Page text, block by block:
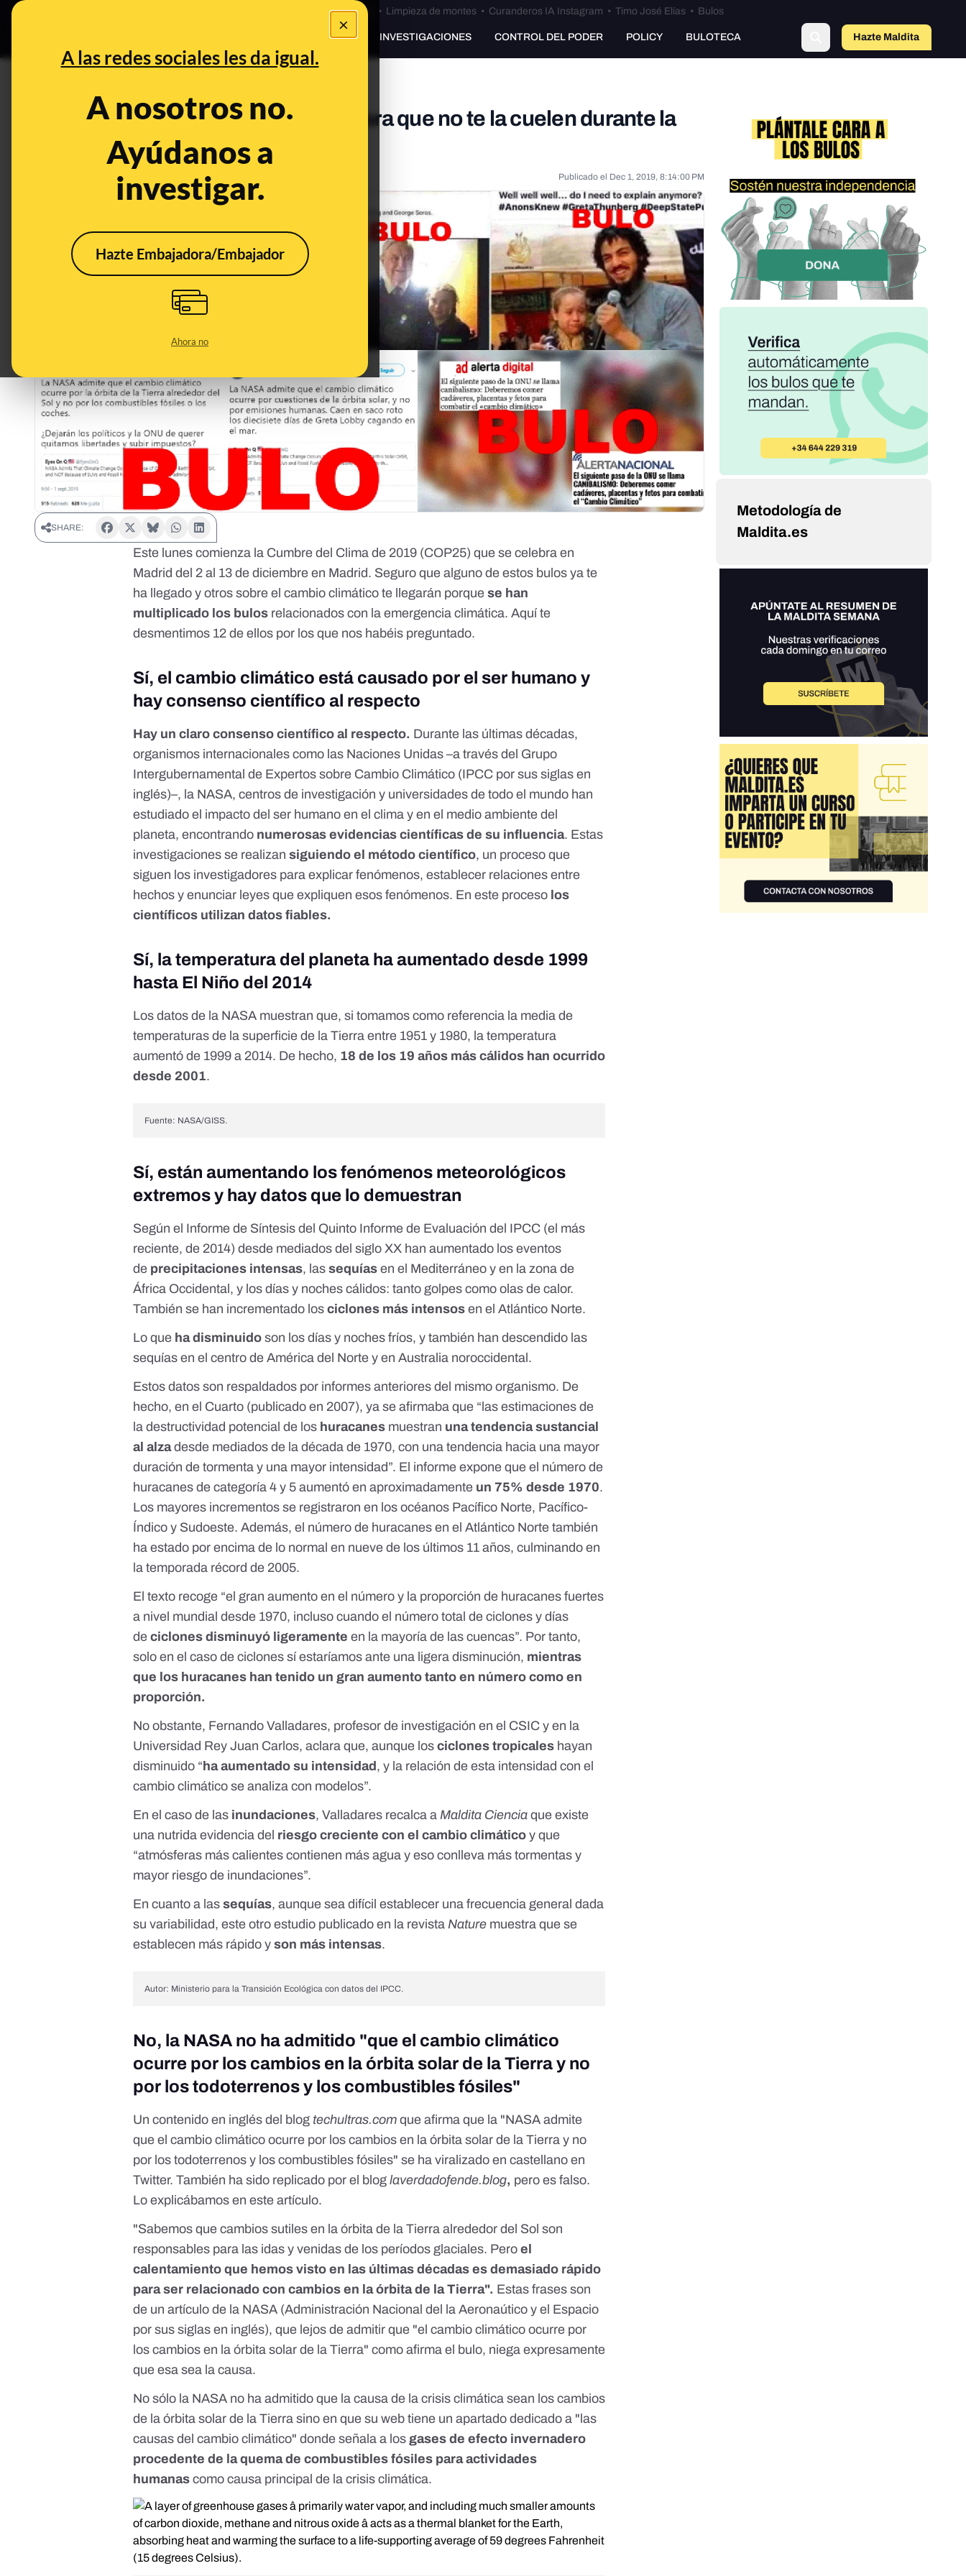
×
A las redes sociales les da igual.
A nosotros no.
Ayúdanos a
investigar.
Hazte Embajadora/Embajador
Ahora no
Bulos Ceuta • Limpieza de montes• Curanderos IA Instagram • Timo José Elías• Bulos
PREBUNKING INVESTIGACIONES CONTROL DEL PODER POLICY BULOTECA Hazte Maldito
12 bulos sobre la crisis climática para que no te la cuelen durante la
Cumbre del Clima
Publicado el Dec 1, 2019, 8:14:00 PM
SHARE:
Este lunes comienza la Cumbre del Clima de 2019 (COP25) que se celebra en
Madrid del 2 al 13 de diciembre en Madrid. Seguro que alguno de estos bulos ya te
ha llegado y otros sobre el cambio climático te llegarán porquese han
multiplicado los bulos relacionados con la emergencia climática. Aquí te
desmentimos 12 de ellos por los que nos habéis preguntado.
Sí, el cambio climático está causado por el ser humano y
hay consenso científico al respecto
Hay un claro consenso científico al respecto. Durante las últimas décadas,
organismos internacionales como las Naciones Unidas –a través del Grupo
Intergubernamental de Expertos sobre Cambio Climático (IPCC por sus siglas en
inglés)–, la NASA, centros de investigación y universidades de todo el mundo han
estudiado el impacto del ser humano en el clima y en el medio ambiente del
planeta,encontrando numerosas evidencias científicas de su influencia. Estas
investigaciones se realizansiguiendo el método científico, un proceso que
siguen los investigadores para explicar fenómenos, establecer relaciones entre
hechos y enunciar leyes que expliquen esos fenómenos. En este proceso los
científicos utilizan datos fiables.
Sí, la temperatura del planeta ha aumentado desde 1999
hasta El Niño del 2014
Los datos de la NASA muestran que, si tomamos como referencia la media de
temperaturas de la superficie de la Tierra entre 1951 y 1980, la temperatura
aumentó de 1999 a 2014. De hecho, 18 de los 19 años más cálidos han ocurrido
desde 2001.
Fuente: NASA/GISS.
Sí, están aumentando los fenómenos meteorológicos
extremos y hay datos que lo demuestran
Según el Informe de Síntesis del Quinto Informe de Evaluación del IPCC (el más
reciente, de 2014) desde mediados del siglo XX han aumentado los eventos
de precipitaciones intensas, lassequíasen el Mediterráneo y en la zona de
África Occidental, y los días y noches cálidos: tanto golpes como olas de calor.
También se han incrementado losciclones más intensos en el Atlántico Norte.
Lo que ha disminuido son los días y noches fríos, y también han descendido las
sequías en el centro de América del Norte y en Australia noroccidental.
Estos datos son respaldados por informes anteriores del mismo organismo. De
hecho,en el Cuarto (publicado en 2007), ya se afirmaba que “las estimaciones de
la destructividad potencial de los huracanes muestran una tendencia sustancial
al alzadesde mediados de la década de 1970, con una tendencia hacia una mayor
duración de tormenta y una mayor intensidad”. El informe expone que el número de
huracanes de categoría 4 y 5 aumentó en aproximadamente un 75% desde 1970.
Los mayores incrementos se registraron en los océanos Pacífico Norte, Pacífico-
Índico y Sudoeste. Además, el número de huracanes en el Atlántico Norte también
ha estado por encima de lo normal en nueve de los últimos 11 años, culminando en
la temporada récord de 2005.
El texto recoge “el gran aumento en el número y la proporción de huracanes fuertes
a nivel mundial desde 1970, incluso cuando el número total de ciclones y días
deciclones disminuyó ligeramente en la mayoría de las cuencas”. Por tanto,
solo en el caso de ciclones sí estaríamos ante una ligera disminución, mientras
que los huracanes han tenido un gran aumento tanto en número como en
proporción.
No obstante, Fernando Valladares, profesor de investigación en el CSIC y en la
Universidad Rey Juan Carlos, aclara que, aunque losciclones tropicales hayan
disminuido “ha aumentado su intensidad, y la relación de esta intensidad con el
cambio climáticose analiza con modelos”.
En el caso de las inundaciones, Valladares recalca a Maldita Ciencia que existe
una nutrida evidencia del riesgo creciente con el cambio climático y que
“atmósferas más calientes contienen más agua y eso conlleva más tormentas y
mayor riesgo de inundaciones”.
En cuanto a lassequías, aunque sea difícil establecer una frecuencia general dada
su variabilidad,este otro estudio publicado en la revista Nature muestra que se
establecen más rápido yson más intensas.
Autor: Ministerio para la Transición Ecológica con datos del IPCC.
No, la NASA no ha admitido "que el cambio climático
ocurre por los cambios en la órbita solar de la Tierra y no
por los todoterrenos y los combustibles fósiles"
Un contenido en inglés del blog techultras.com que afirma que la "NASA admite
que el cambio climático ocurre por los cambios en la órbita solar de la Tierra y no
por los todoterrenos y los combustibles fósiles" se ha viralizado en castellano en
Twitter. También ha sido replicado por el bloglaverdadofende.blog, pero es falso.
Lo explicábamosen este artículo.
"Sabemos que cambios sutiles en la órbita de la Tierra alrededor del Sol son
responsables para las idas y venidas de los períodos glaciales. Peroel
calentamiento que hemos visto en las últimas décadas es demasiado rápido
para ser relacionado con cambios en la órbita de la Tierra". Estas frases son
de unartículo de la NASA (Administración Nacional del la Aeronaútico y el Espacio
por sus siglas en inglés), que lejos de admitir que "el cambio climático ocurre por
los cambios en la órbita solar de la Tierra" como afirma el bulo, niega expresamente
que esa sea la causa.
No sólo la NASA no ha admitido que la causa de la crisis climática sean los cambios
de la órbita solar de la Tierra sino en que su web tiene un apartado dedicado a "las
causas del cambio climático" donde señala a los gases de efecto invernadero
procedente de la quema de combustibles fósiles para actividades
humanas como causa principal de la crisis climática.
Metodología de
Maldita.es